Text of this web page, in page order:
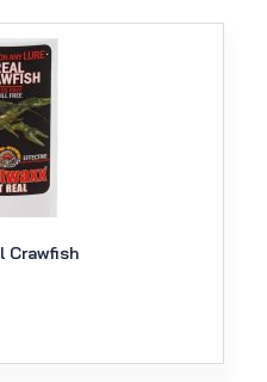
Crawfish